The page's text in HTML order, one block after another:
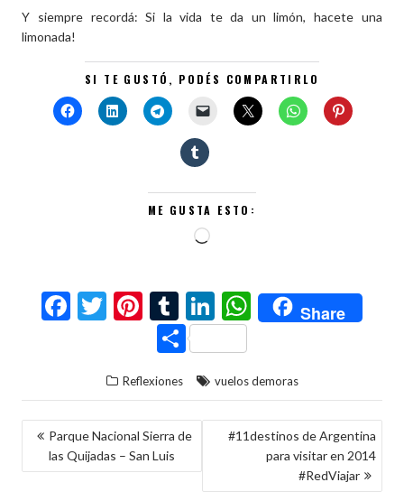
Y siempre recordá: Si la vida te da un limón, hacete una
limonada!
SI TE GUSTÓ, PODÉS COMPARTIRLO
ME GUSTA ESTO:
Cargando...
F
b
o
o
k
T
er
Pi
nt
er
es
t
T
u
m
bl
r
Li
n
ke
dI
n
W
h
s
A
p
Share
C
o
m
p
ti
Reflexiones vuelos demoras
NAVEGACIÓN
Parque Nacional Sierra de
las Quijadas – San Luis
#11destinos de Argentina
para visitar en 2014
#RedViajar